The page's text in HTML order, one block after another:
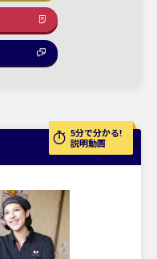
5分で分かる!
説明動画